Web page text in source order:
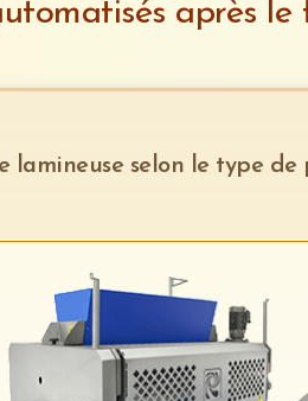
après le
lamineuse selon le type